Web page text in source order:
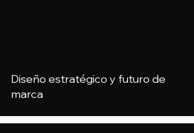
Diseño estratégico y futuro de
marca